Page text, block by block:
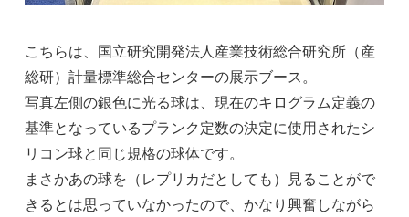
こちらは、国立研究開発法人産業技術総合研究所（産
総研）計量標準総合センターの展示ブース。
写真左側の銀色に光る球は、現在のキログラム定義の
基準となっているプランク定数の決定に使用されたシ
リコン球と同じ規格の球体です。
まさかあの球を（レプリカだとしても）見ることがで
きるとは思っていなかったので、かなり興奮しながら